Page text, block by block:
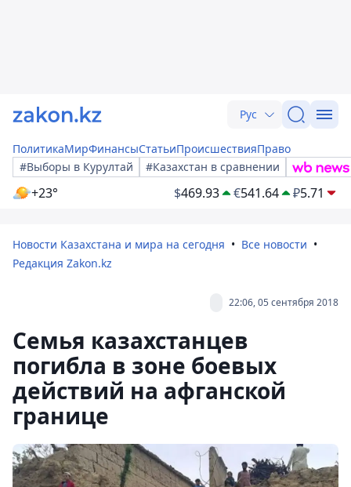
Рус
ПолитикаМирФинансыСтатьиПроисшествияПраво
#Выборы в Курултай
#Казахстан в сравнении
+23° $469.93 €541.64 ₽5.71
Новости Казахстана и мира на сегодня
Все новости
Редакция Zakon.kz
22:06, 05 сентября 2018
Семья казахстанцев
погибла в зоне боевых
действий на афганской
границе